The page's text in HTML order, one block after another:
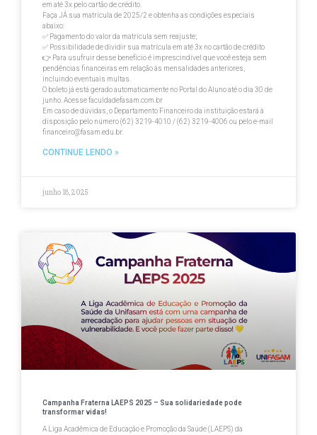
em até 3x pelo cartão de crédito.
Faça JÁ sua matrícula de 2025/2 e obtenha as condições especiais
abaixo:
✅ Pagamento do valor da matrícula sem reajuste;
✅ Possibilidade de dividir sua matrícula em até 3x no cartão de crédito
👉 Para usufruir desse benefício é imprescindível que você esteja sem
pendências financeiras em relação às mensalidades anteriores,
incluindo eventuais multas.
O boleto já está gerado automaticamente no Portal do Aluno até o dia 30 de
junho. Acesse faculdadefasam.com.br
Em caso de dúvidas, o Departamento Financeiro da instituição estará à
disposição pelo número (62) 3219-4010 / (62) 3219-4006 ou pelo e-mail
financeiro@fasam.edu.br.
CONTINUE LENDO »
junho 18, 2025
Campanha Fraterna LAEPS 2025 – Sua solidariedade pode
transformar vidas!
A Liga Acadêmica de Educação e Promoção da Saúde (LAEPS) da